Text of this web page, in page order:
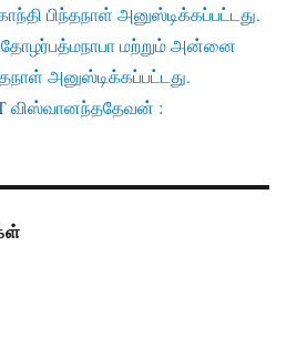
பிந்தநாள் அனுஸ்டிக்கப்பட்டது.
தோழர்பத்மநாபா மற்றும் அன்னை
அனுஸ்டிக்கப்பட்டது.
விஸ்வானந்ததேவன் :